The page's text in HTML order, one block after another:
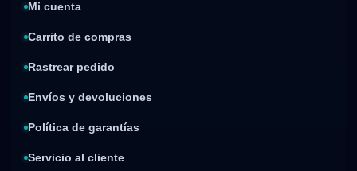
Mi cuenta
Carrito de compras
Rastrear pedido
Envíos y devoluciones
Política de garantías
Servicio al cliente